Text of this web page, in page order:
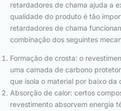
retardadores de chama ajuda a
qualidade do produto é tão
retardadores de chama
combinação dos seguintes
Formação de crosta: o
uma camada de carbono
que isola o material por baixo da
Absorção de calor: certos
revestimento absorvem energia